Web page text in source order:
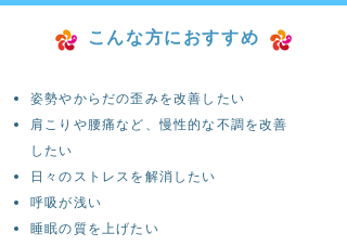
こんな方におすすめ
姿勢やからだの歪みを改善したい
肩こりや腰痛など、慢性的な不調を改善
したい
日々のストレスを解消したい
呼吸が浅い
睡眠の質を上げたい